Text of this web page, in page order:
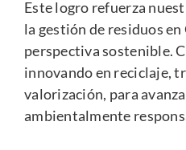
Este logro refuerza
la gestión de residuos en
perspectiva sostenible.
innovando en reciclaje,
valorización, para
ambientalmente